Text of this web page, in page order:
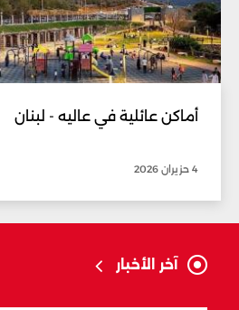
أماكن عائلية في عاليه - لبنان
4 حزيران 2026
آخر الأخبار